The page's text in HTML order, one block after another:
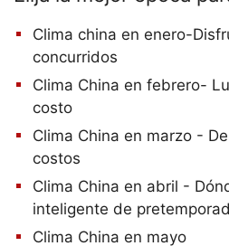
Clima china en enero-
concurridos
Clima China en febrero-
costo
Clima China en marzo -
costos
Clima China en abril -
inteligente de
Clima China en mayo